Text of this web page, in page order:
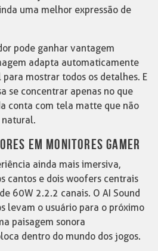
uma melhor expressão de
pode ganhar vantagem
adapta automaticamente
mostrar todos os detalhes. E
se concentrar apenas no que
conta com tela matte que não
EM MONITORES GAMER
ainda mais imersiva,
cantos e dois woofers centrais
60W 2.2.2 canais. O AI Sound
levam o usuário para o próximo
paisagem sonora
dentro do mundo dos jogos.